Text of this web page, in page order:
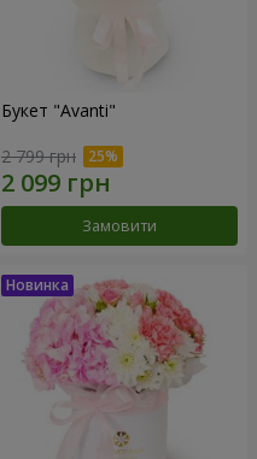
Букет "Avanti"
2 799 грн
Замовити